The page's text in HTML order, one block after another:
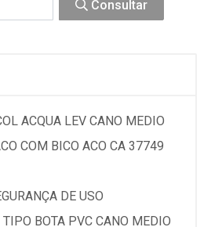
Consultar
ACQUA LEV CANO MEDIO
COM BICO ACO CA 37749
DE USO
BOTA PVC CANO MEDIO